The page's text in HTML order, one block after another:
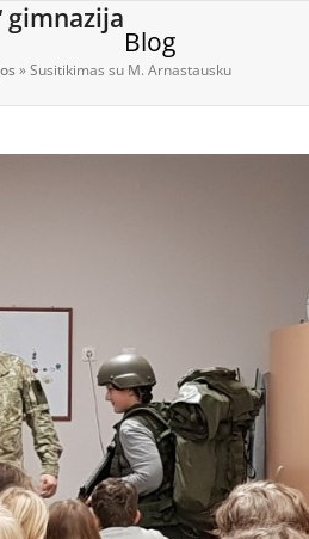
gimnazija
Blog
»Susitikimas su M. Arnastausku